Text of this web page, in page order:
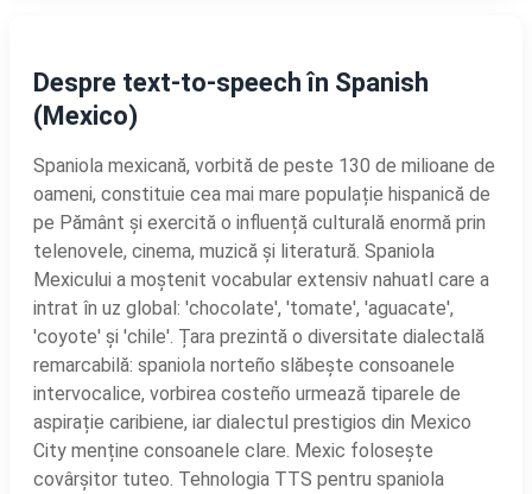
Despre text-to-speech în Spanish
(Mexico)
Spaniola mexicană, vorbită de peste 130 de milioane de
oameni, constituie cea mai mare populație hispanică de
pe Pământ și exercită o influență culturală enormă prin
telenovele, cinema, muzică și literatură. Spaniola
Mexicului a moștenit vocabular extensiv nahuatl care a
intrat în uz global: 'chocolate', 'tomate', 'aguacate',
'coyote' și 'chile'. Țara prezintă o diversitate dialectală
remarcabilă: spaniola norteño slăbește consoanele
intervocalice, vorbirea costeño urmează tiparele de
aspirație caribiene, iar dialectul prestigios din Mexico
City menține consoanele clare. Mexic folosește
covârșitor tuteo. Tehnologia TTS pentru spaniola